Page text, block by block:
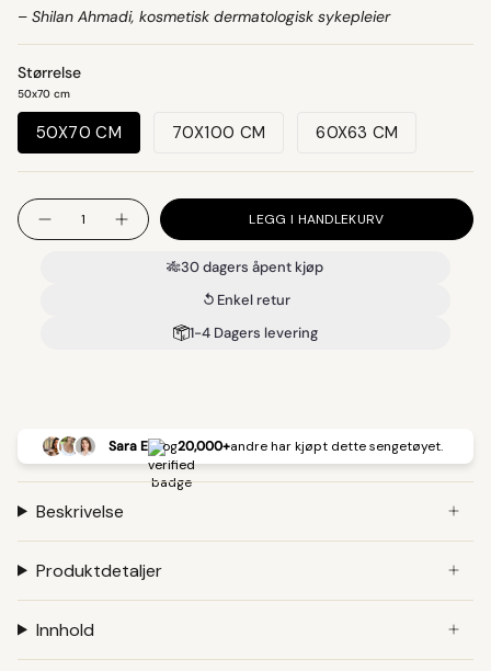
– Shilan Ahmadi, kosmetisk dermatologisk sykepleier
Størrelse
50x70 cm
50X70 CM 70X100 CM 60X63 CM
Antall
LEGG I HANDLEKURV
🎋30 dagers åpent kjøp
Enkel retur
1-4 Dagers levering
Sara E og20,000+andre har kjøpt dette sengetøyet.
Beskrivelse
Produktdetaljer
Innhold